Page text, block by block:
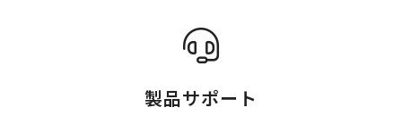
製品サポート